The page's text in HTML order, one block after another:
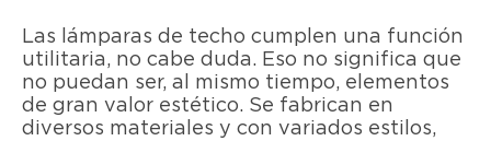
Las lámparas de techo cumplen una función
utilitaria, no cabe duda. Eso no significa que
no puedan ser, al mismo tiempo, elementos
de gran valor estético. Se fabrican en
diversos materiales y con variados estilos,